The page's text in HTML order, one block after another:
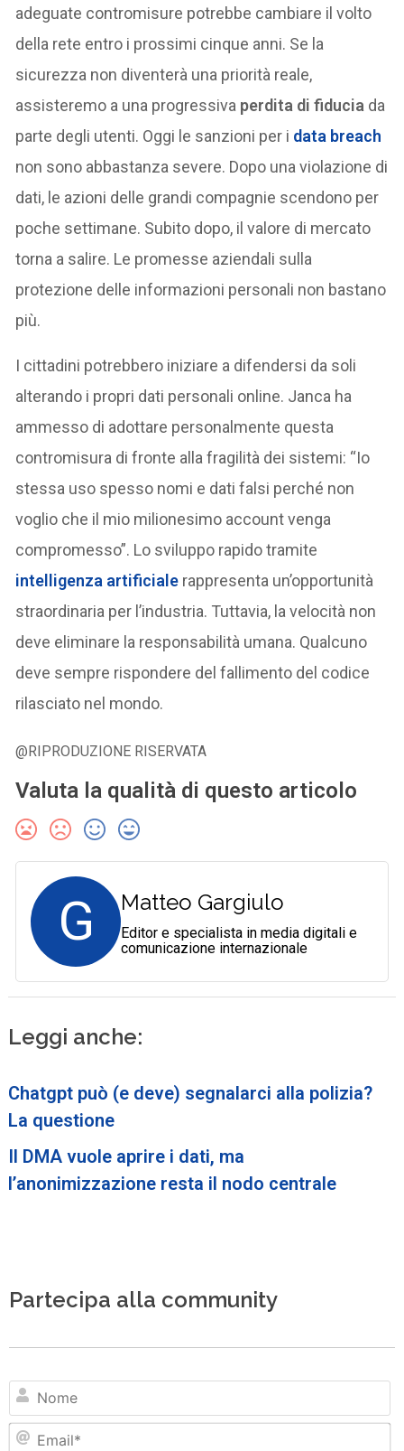
adeguate contromisure potrebbe cambiare il volto
della rete entro i prossimi cinque anni. Se la
sicurezza non diventerà una priorità reale,
assisteremo a una progressiva perdita di fiducia da
parte degli utenti. Oggi le sanzioni per i data breach
non sono abbastanza severe. Dopo una violazione di
dati, le azioni delle grandi compagnie scendono per
poche settimane. Subito dopo, il valore di mercato
torna a salire. Le promesse aziendali sulla
protezione delle informazioni personali non bastano
più.
I cittadini potrebbero iniziare a difendersi da soli
alterando i propri dati personali online. Janca ha
ammesso di adottare personalmente questa
contromisura di fronte alla fragilità dei sistemi: “Io
stessa uso spesso nomi e dati falsi perché non
voglio che il mio milionesimo account venga
compromesso”. Lo sviluppo rapido tramite
intelligenza artificiale rappresenta un’opportunità
straordinaria per l’industria. Tuttavia, la velocità non
deve eliminare la responsabilità umana. Qualcuno
deve sempre rispondere del fallimento del codice
rilasciato nel mondo.
@RIPRODUZIONE RISERVATA
Valuta la qualità di questo articolo
G Matteo Gargiulo
Editor e specialista in media digitali e
comunicazione internazionale
Leggi anche:
Chatgpt può (e deve) segnalarci alla polizia?
La questione
Il DMA vuole aprire i dati, ma
l’anonimizzazione resta il nodo centrale
Partecipa alla community